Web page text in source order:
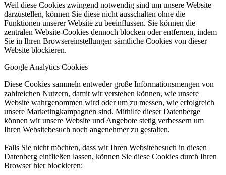
Weil diese Cookies zwingend notwendig sind um unsere Website
darzustellen, können Sie diese nicht ausschalten ohne die
Funktionen unserer Website zu beeinflussen. Sie können die
zentralen Website-Cookies dennoch blocken oder entfernen, indem
Sie in Ihren Browsereinstellungen sämtliche Cookies von dieser
Website blockieren.
Google Analytics Cookies
Diese Cookies sammeln entweder große Informationsmengen von
zahlreichen Nutzern, damit wir verstehen können, wie unsere
Website wahrgenommen wird oder um zu messen, wie erfolgreich
unsere Marketingkampagnen sind. Mithilfe dieser Datenberge
können wir unsere Website und Angebote stetig verbessern um
Ihren Websitebesuch noch angenehmer zu gestalten.
Falls Sie nicht möchten, dass wir Ihren Websitebesuch in diesen
Datenberg einfließen lassen, können Sie diese Cookies durch Ihren
Browser hier blockieren: